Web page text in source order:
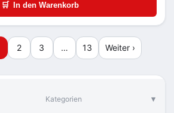
Kategorien
🛒 In den Warenkorb
2 3 … 13 Weiter ›